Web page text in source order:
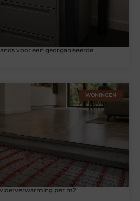
voor een georganiseerde
WONINGEN
per m2